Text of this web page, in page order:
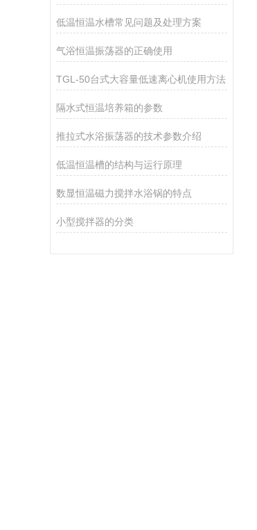
低温恒温水槽常见问题及处理方案
气浴恒温振荡器的正确使用
TGL-50台式大容量低速离心机使用方法
隔水式恒温培养箱的参数
推拉式水浴振荡器的技术参数介绍
低温恒温槽的结构与运行原理
数显恒温磁力搅拌水浴锅的特点
小型搅拌器的分类